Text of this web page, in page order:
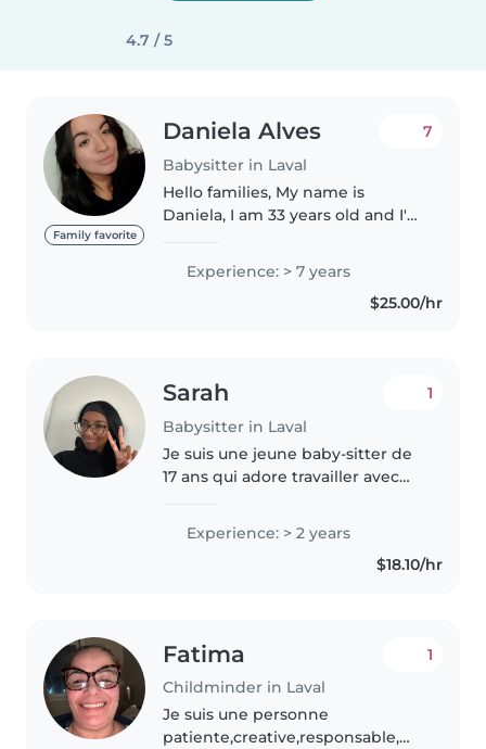
4.7 / 5
Family favorite
Daniela Alves
Babysitter in Laval
7
Hello families, My name is
Daniela, I am 33 years old and I'm
Childhood Assistant with over 5
years of experience as a nanny,
Experience: > 7 years
$25.00/hr
Sarah
Babysitter in Laval
1
Je suis une jeune baby-sitter de
17 ans qui adore travailler avec
petits, des enfants d'âge
préscolaire et des écoliers. Je
Experience: > 2 years
$18.10/hr
Fatima
Childminder in Laval
1
Je suis une personne
patiente,creative,responsable,